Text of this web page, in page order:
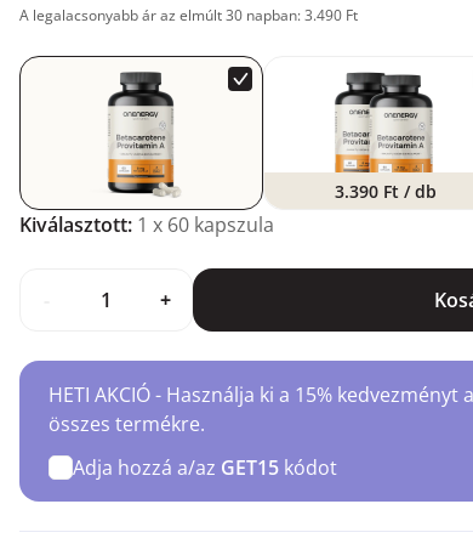
A legalacsonyabb ár az elmúlt 30 napban: 3.490 Ft
3.390 Ft / db
Kiválasztott: 1 x 60 kapszula
+
HETI AKCIÓ - Használja ki a 15%
összes termékre.
Adja hozzá a/az GET15 kódot